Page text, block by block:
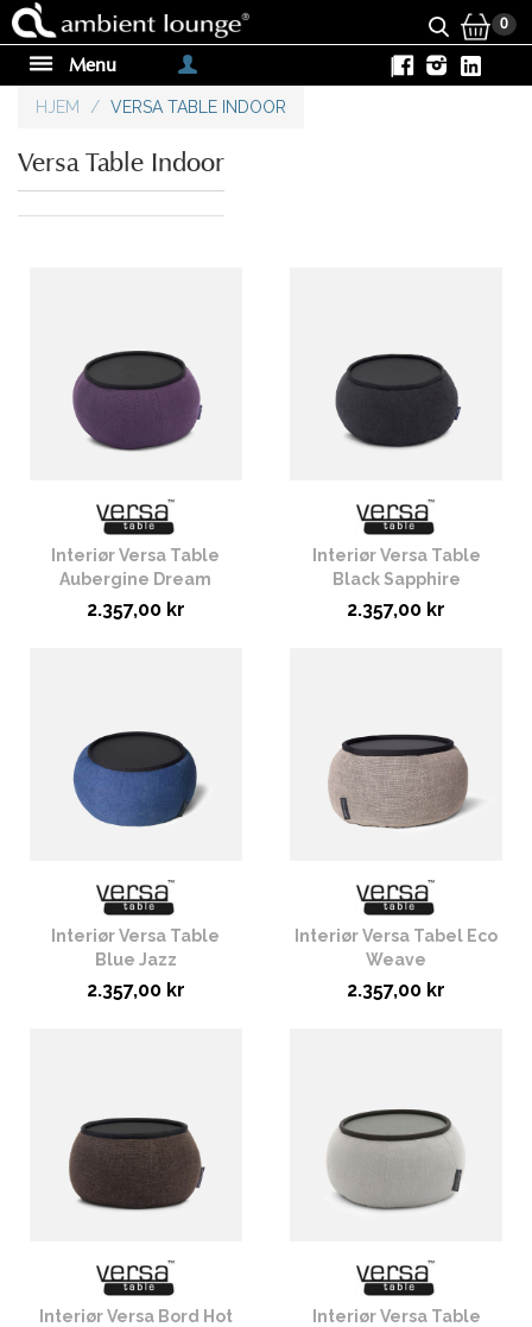
0
Menu
HJEM / VERSA TABLE INDOOR
Versa Table Indoor
Interiør Versa Table
Aubergine Dream
2.357,00 kr
Interiør Versa Table
Black Sapphire
2.357,00 kr
Interiør Versa Table
Blue Jazz
2.357,00 kr
Interiør Versa Tabel Eco
Weave
2.357,00 kr
Interiør Versa Bord Hot
Interiør Versa Table